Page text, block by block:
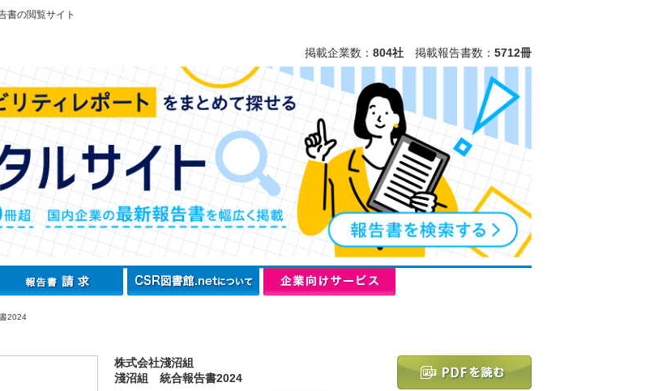
書の閲覧サイト
掲載企業数： 804社 掲載報告書数： 5712冊
2024
株式会社淺沼組
淺沼組 統合報告書2024